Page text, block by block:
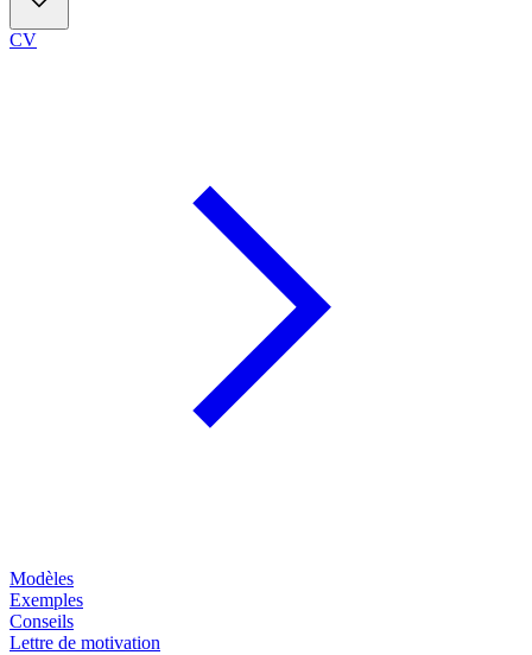
CV
Modèles
Exemples
Conseils
Lettre de motivation